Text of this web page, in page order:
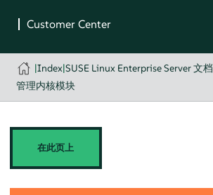
|Index|SUSE Linux Enterprise Server 文档
管理内核模块
在此页上